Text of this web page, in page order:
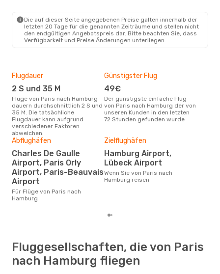
Die auf dieser Seite angegebenen Preise galten innerhalb der
letzten 20 Tage für die genannten Zeiträume und stellen nicht
den endgültigen Angebotspreis dar. Bitte beachten Sie, dass
Verfügbarkeit und Preise Änderungen unterliegen.
Flugdauer
2 S und 35 M
Flüge von Paris nach Hamburg
dauern durchschnittlich 2 S und
35 M. Die tatsächliche
Flugdauer kann aufgrund
verschiedener Faktoren
abweichen.
Günstigster Flug
49€
Der günstigste einfache Flug
von Paris nach Hamburg der von
unseren Kunden in den letzten
72 Stunden gefunden wurde
Abflughäfen
Charles De Gaulle
Airport, Paris Orly
Airport, Paris-Beauvais
Airport
Für Flüge von Paris nach
Hamburg
Zielflughäfen
Hamburg Airport,
Lübeck Airport
Wenn Sie von Paris nach
Hamburg reisen
Fluggesellschaften, die von Paris
nach Hamburg fliegen